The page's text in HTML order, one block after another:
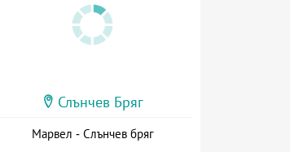
Слънчев Бряг
Марвел - Слънчев бряг